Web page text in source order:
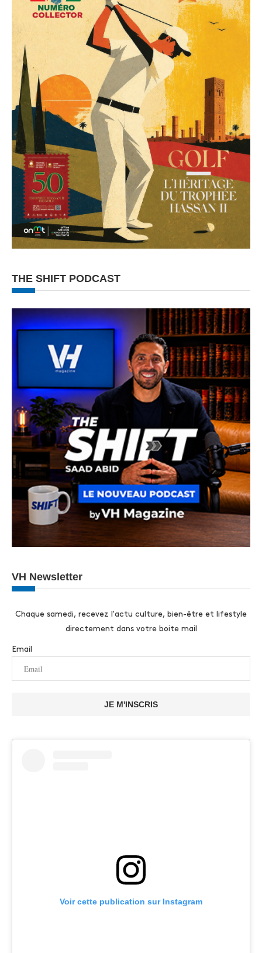
THE SHIFT PODCAST
VH Newsletter
Chaque samedi, recevez l'actu culture, bien-être et lifestyle
directement dans votre boite mail
Email
JE M'INSCRIS
Voir cette publication sur Instagram